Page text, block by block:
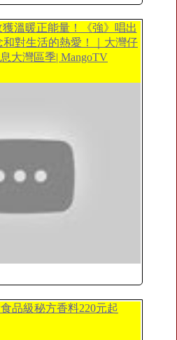
獲溫暖正能量！《強》唱出
對生活的熱愛！｜大灣仔
大灣區季| MangoTV
品級秘方香料220元起